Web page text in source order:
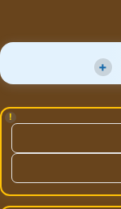
+
!